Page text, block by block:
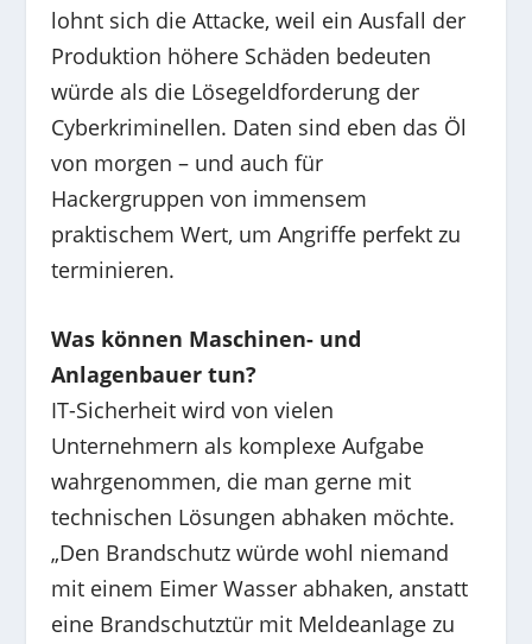
lohnt sich die Attacke, weil ein Ausfall der
Produktion höhere Schäden bedeuten
würde als die Lösegeldforderung der
Cyberkriminellen. Daten sind eben das Öl
von morgen – und auch für
Hackergruppen von immensem
praktischem Wert, um Angriffe perfekt zu
terminieren.
Was können Maschinen- und
Anlagenbauer tun?
IT-Sicherheit wird von vielen
Unternehmern als komplexe Aufgabe
wahrgenommen, die man gerne mit
technischen Lösungen abhaken möchte.
„Den Brandschutz würde wohl niemand
mit einem Eimer Wasser abhaken, anstatt
eine Brandschutztür mit Meldeanlage zu